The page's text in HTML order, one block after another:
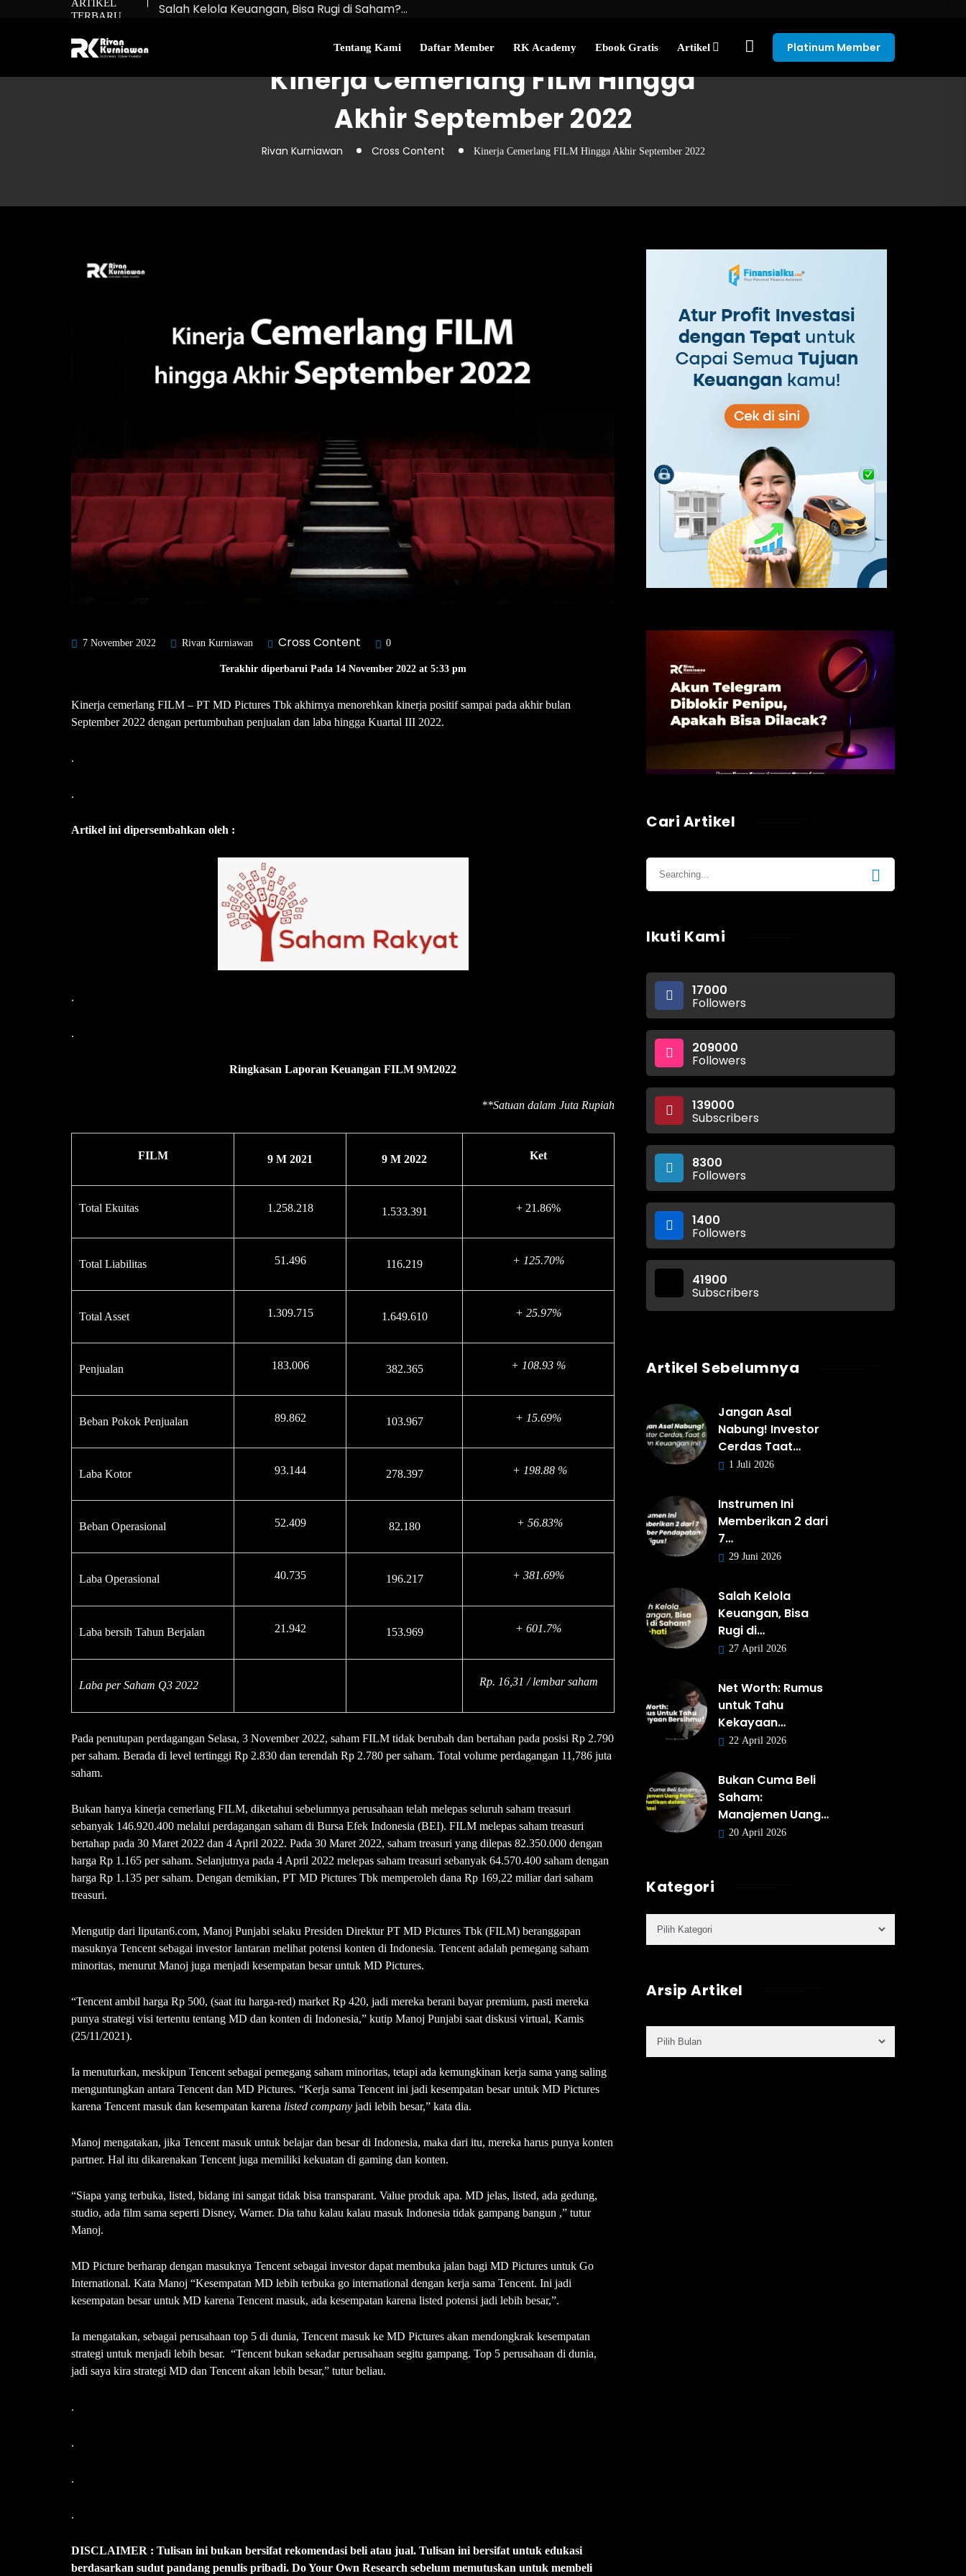
ARTIKEL
TERBARU
Salah Kelola Keuangan, Bisa Rugi di Saham?…
Bukan Cuma Beli Saham: Manajemen Uang Perlu…
Tentang Kami Daftar Member RK Academy Ebook Gratis Artikel Platinum Member
Kinerja Cemerlang FILM Hingga
Akhir September 2022
Rivan Kurniawan Cross Content Kinerja Cemerlang FILM Hingga Akhir September 2022
7 November 2022 Rivan Kurniawan Cross Content 0
Terakhir diperbarui Pada 14 November 2022 at 5:33 pm
Kinerja cemerlang FILM – PT MD Pictures Tbk akhirnya menorehkan kinerja positif sampai pada akhir bulan
September 2022 dengan pertumbuhan penjualan dan laba hingga Kuartal III 2022.
.
.
Artikel ini dipersembahkan oleh :
.
.
Ringkasan Laporan Keuangan FILM 9M2022
**Satuan dalam Juta Rupiah
FILM 9 M 2021 9 M 2022 Ket
Total Ekuitas 1.258.218 1.533.391 + 21.86%
Total Liabilitas 51.496 116.219 + 125.70%
Total Asset 1.309.715 1.649.610 + 25.97%
Penjualan 183.006 382.365 + 108.93 %
Beban Pokok Penjualan 89.862 103.967 + 15.69%
Laba Kotor 93.144 278.397 + 198.88 %
Beban Operasional 52.409 82.180 + 56.83%
Laba Operasional 40.735 196.217 + 381.69%
Laba bersih Tahun Berjalan 21.942 153.969 + 601.7%
Laba per Saham Q3 2022 Rp. 16,31 / lembar saham
Pada penutupan perdagangan Selasa, 3 November 2022, saham FILM tidak berubah dan bertahan pada posisi Rp 2.790
per saham. Berada di level tertinggi Rp 2.830 dan terendah Rp 2.780 per saham. Total volume perdagangan 11,786 juta
saham.
Bukan hanya kinerja cemerlang FILM, diketahui sebelumnya perusahaan telah melepas seluruh saham treasuri
sebanyak 146.920.400 melalui perdagangan saham di Bursa Efek Indonesia (BEI). FILM melepas saham treasuri
bertahap pada 30 Maret 2022 dan 4 April 2022. Pada 30 Maret 2022, saham treasuri yang dilepas 82.350.000 dengan
harga Rp 1.165 per saham. Selanjutnya pada 4 April 2022 melepas saham treasuri sebanyak 64.570.400 saham dengan
harga Rp 1.135 per saham. Dengan demikian, PT MD Pictures Tbk memperoleh dana Rp 169,22 miliar dari saham
treasuri.
Mengutip dari liputan6.com, Manoj Punjabi selaku Presiden Direktur PT MD Pictures Tbk (FILM) beranggapan
masuknya Tencent sebagai investor lantaran melihat potensi konten di Indonesia. Tencent adalah pemegang saham
minoritas, menurut Manoj juga menjadi kesempatan besar untuk MD Pictures.
“Tencent ambil harga Rp 500, (saat itu harga-red) market Rp 420, jadi mereka berani bayar premium, pasti mereka
punya strategi visi tertentu tentang MD dan konten di Indonesia,” kutip Manoj Punjabi saat diskusi virtual, Kamis
(25/11/2021).
Ia menuturkan, meskipun Tencent sebagai pemegang saham minoritas, tetapi ada kemungkinan kerja sama yang saling
menguntungkan antara Tencent dan MD Pictures. “Kerja sama Tencent ini jadi kesempatan besar untuk MD Pictures
karena Tencent masuk dan kesempatan karena listed company jadi lebih besar,” kata dia.
Manoj mengatakan, jika Tencent masuk untuk belajar dan besar di Indonesia, maka dari itu, mereka harus punya konten
partner. Hal itu dikarenakan Tencent juga memiliki kekuatan di gaming dan konten.
“Siapa yang terbuka, listed, bidang ini sangat tidak bisa transparant. Value produk apa. MD jelas, listed, ada gedung,
studio, ada film sama seperti Disney, Warner. Dia tahu kalau kalau masuk Indonesia tidak gampang bangun ,” tutur
Manoj.
MD Picture berharap dengan masuknya Tencent sebagai investor dapat membuka jalan bagi MD Pictures untuk Go
International. Kata Manoj “Kesempatan MD lebih terbuka go international dengan kerja sama Tencent. Ini jadi
kesempatan besar untuk MD karena Tencent masuk, ada kesempatan karena listed potensi jadi lebih besar,”.
Ia mengatakan, sebagai perusahaan top 5 di dunia, Tencent masuk ke MD Pictures akan mendongkrak kesempatan
strategi untuk menjadi lebih besar. “Tencent bukan sekadar perusahaan segitu gampang. Top 5 perusahaan di dunia,
jadi saya kira strategi MD dan Tencent akan lebih besar,” tutur beliau.
.
.
.
.
DISCLAIMER : Tulisan ini bukan bersifat rekomendasi beli atau jual. Tulisan ini bersifat untuk edukasi
berdasarkan sudut pandang penulis pribadi. Do Your Own Research sebelum memutuskan untuk membeli
Cari Artikel
Ikuti Kami
17000
Followers
209000
Followers
139000
Subscribers
8300
Followers
1400
Followers
41900
Subscribers
Artikel Sebelumnya
Jangan Asal
Nabung! Investor
Cerdas Taat…
1 Juli 2026
Instrumen Ini
Memberikan 2 dari
7…
29 Juni 2026
Salah Kelola
Keuangan, Bisa
Rugi di…
27 April 2026
Net Worth: Rumus
untuk Tahu
Kekayaan…
22 April 2026
Bukan Cuma Beli
Saham:
Manajemen Uang…
20 April 2026
Kategori
Arsip Artikel